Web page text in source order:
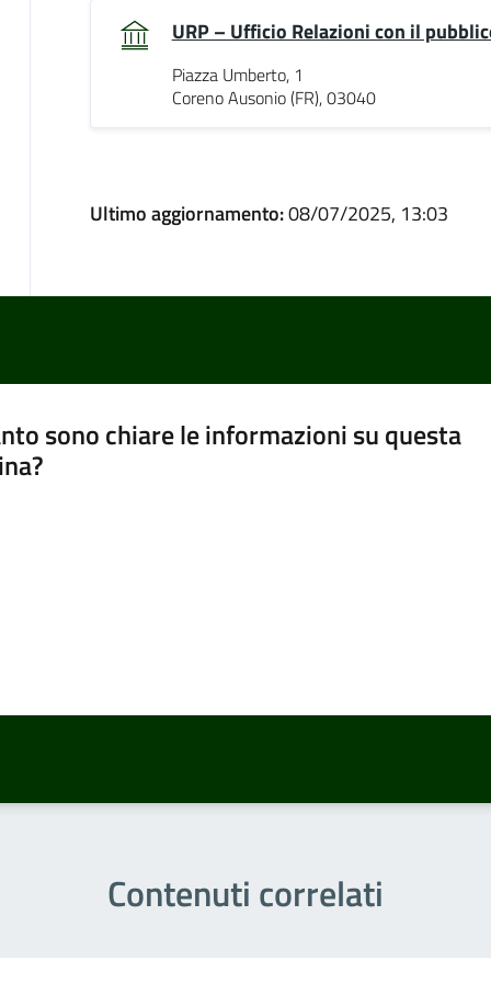
URP – Ufficio Relazioni con il
Piazza Umberto, 1
Coreno Ausonio (FR), 03040
Ultimo aggiornamento:08/07/2025, 13:03
sono chiare le informazioni su questa
5 stelle su 5
4 stelle su 5
3 stelle su 5
2 stelle su 5
Contenuti correlati